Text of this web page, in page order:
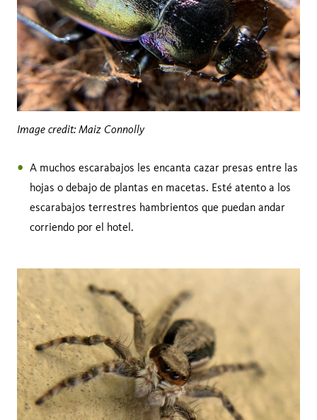
Image credit: Maiz Connolly
A muchos escarabajos les encanta cazar presas entre las
hojas o debajo de plantas en macetas. Esté atento a los
escarabajos terrestres hambrientos que puedan andar
corriendo por el hotel.